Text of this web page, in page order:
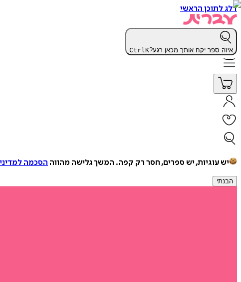
דלג לתוכן הראשי
איזה ספר יקח אותך מכאן רגע? CtrlK
יש עוגיות, יש ספרים, חסר רק קפה. המשך גלישה מהווה הסכמה
הבנתי